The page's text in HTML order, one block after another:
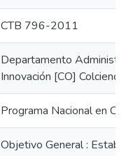
CTB 796-2011
Departamento
Innovación [CO]
Programa Nacional en
Objetivo General :